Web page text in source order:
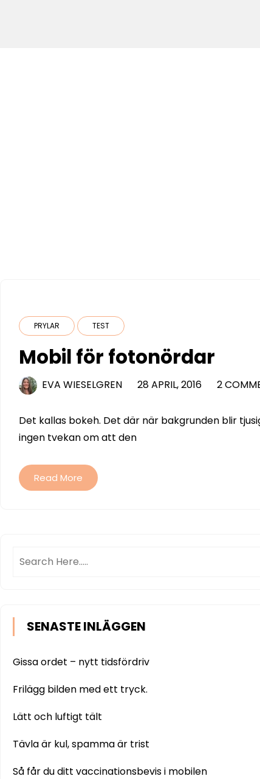
PRYLAR TEST
Mobil för fotonördar
EVA WIESELGREN 28 APRIL, 2016 2
Det kallas bokeh. Det där när bakgrunden blir
ingen tvekan om att den
Read More
SENASTE INLÄGGEN
Gissa ordet – nytt tidsfördriv
Frilägg bilden med ett tryck.
Lätt och luftigt tält
Tävla är kul, spamma är trist
Så får du ditt vaccinationsbevis i mobilen